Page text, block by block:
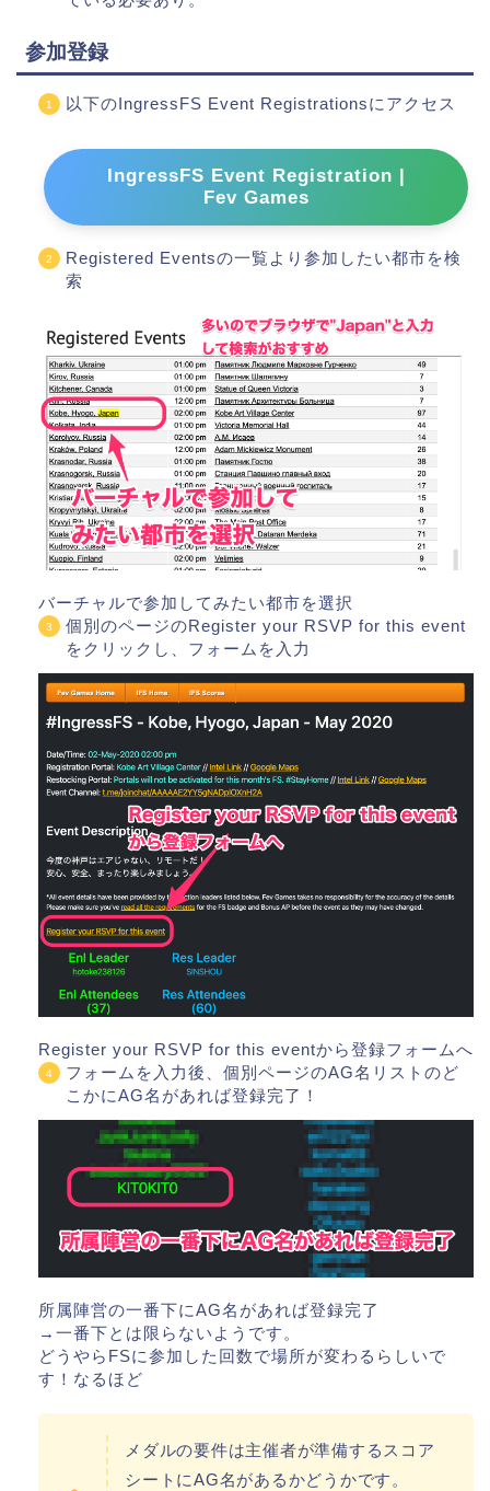
参加登録
以下のIngressFS Event Registrationsにアクセス
IngressFS Event Registration |
Fev Games
Registered Eventsの一覧より参加したい都市を検
索
バーチャルで参加してみたい都市を選択
個別のページのRegister your RSVP for this event
をクリックし、フォームを入力
Register your RSVP for this eventから登録フォームへ
フォームを入力後、個別ページのAG名リストのど
こかにAG名があれば登録完了！
所属陣営の一番下にAG名があれば登録完了
→一番下とは限らないようです。
どうやらFSに参加した回数で場所が変わるらしいで
す！なるほど
メダルの要件は主催者が準備するスコア
シートにAG名があるかどうかです。